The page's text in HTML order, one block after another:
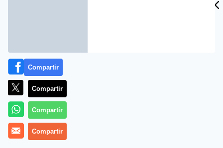
Más información
Compartir
Compartir
Compartir
Compartir